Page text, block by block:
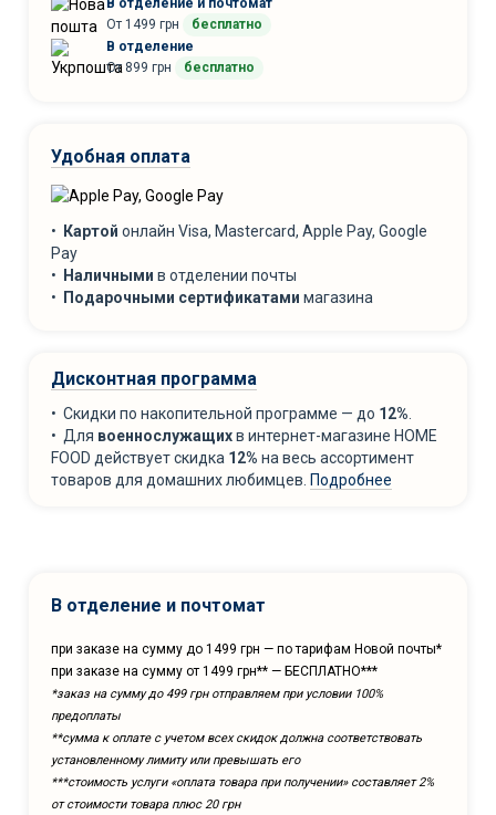
От 1499 грн
бесплатно
В отделение
От 899 грн
бесплатно
Удобная оплата
• Картой онлайн Visa, Mastercard, Apple Pay, Google
Pay
• Наличными в отделении почты
• Подарочными сертификатами магазина
Дисконтная программа
• Скидки по накопительной программе — до 12%
• Для военнослужащихв интернет-магазине HOME
FOOD действует скидка 12% на весь ассортимент
товаров для домашних любимцев. Подробнее
В отделение и почтомат
при заказе на сумму до 1499 грн — по тарифам Новой почты*
при заказе на сумму от 1499 грн** — БЕСПЛАТНО***
*заказ на сумму до 499 грн отправляем при условии 100%
предоплаты
**сумма к оплате с учетом всех скидок должна соответствовать
установленному лимиту или превышать его
***cтоимость услуги «оплата товара при получении» составляет 2%
от стоимости товара плюс 20 грн